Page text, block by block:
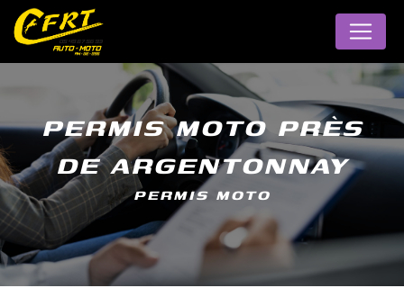
PERMIS MOTO PRÈS
DE ARGENTONNAY
PERMIS MOTO
Panneau de gestion des cookies